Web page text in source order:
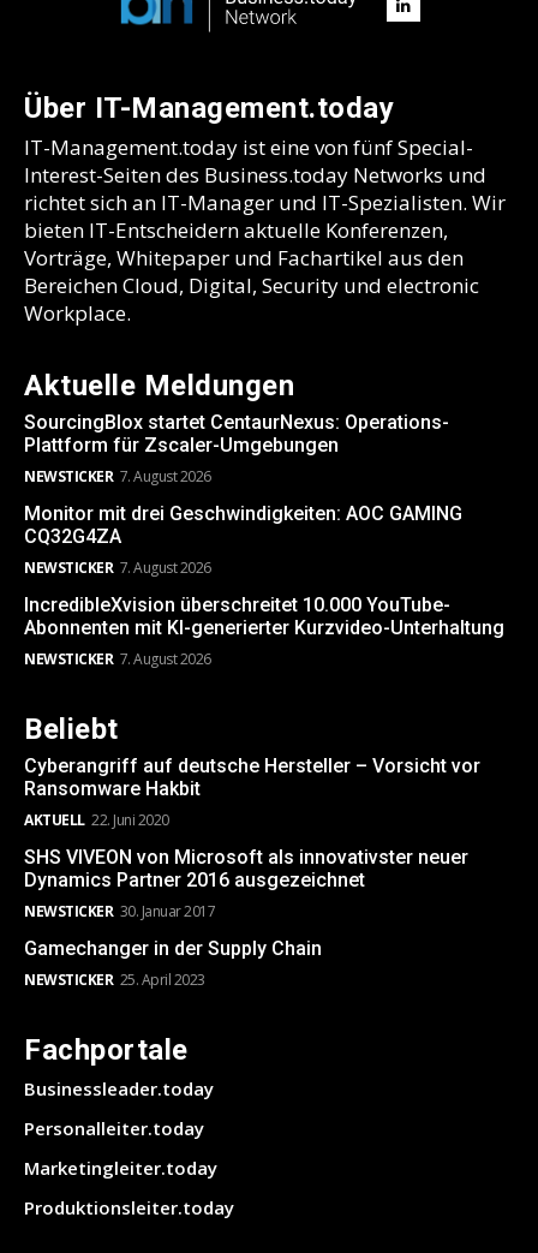
Über IT-Management.today
IT-Management.today ist eine von fünf Special-
Interest-Seiten des Business.today Networks und
richtet sich an IT-Manager und IT-Spezialisten. Wir
bieten IT-Entscheidern aktuelle Konferenzen,
Vorträge, Whitepaper und Fachartikel aus den
Bereichen Cloud, Digital, Security und electronic
Workplace.
Aktuelle Meldungen
SourcingBlox startet CentaurNexus: Operations-
Plattform für Zscaler-Umgebungen
NEWSTICKER 7. August 2026
Monitor mit drei Geschwindigkeiten: AOC GAMING
CQ32G4ZA
NEWSTICKER 7. August 2026
IncredibleXvision überschreitet 10.000 YouTube-
Abonnenten mit KI-generierter Kurzvideo-Unterhaltung
NEWSTICKER 7. August 2026
Beliebt
Cyberangriff auf deutsche Hersteller – Vorsicht vor
Ransomware Hakbit
AKTUELL 22. Juni 2020
SHS VIVEON von Microsoft als innovativster neuer
Dynamics Partner 2016 ausgezeichnet
NEWSTICKER 30. Januar 2017
Gamechanger in der Supply Chain
NEWSTICKER 25. April 2023
Fachportale
Businessleader.today
Personalleiter.today
Marketingleiter.today
Produktionsleiter.today